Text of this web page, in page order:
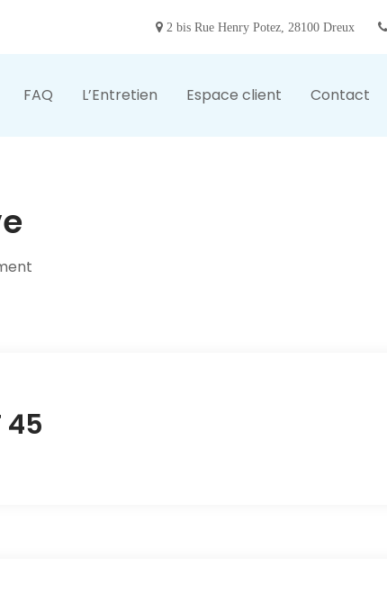
2 bis Rue Henry Potez, 28100 Dreux
FAQ L’Entretien Espace client Contact
45